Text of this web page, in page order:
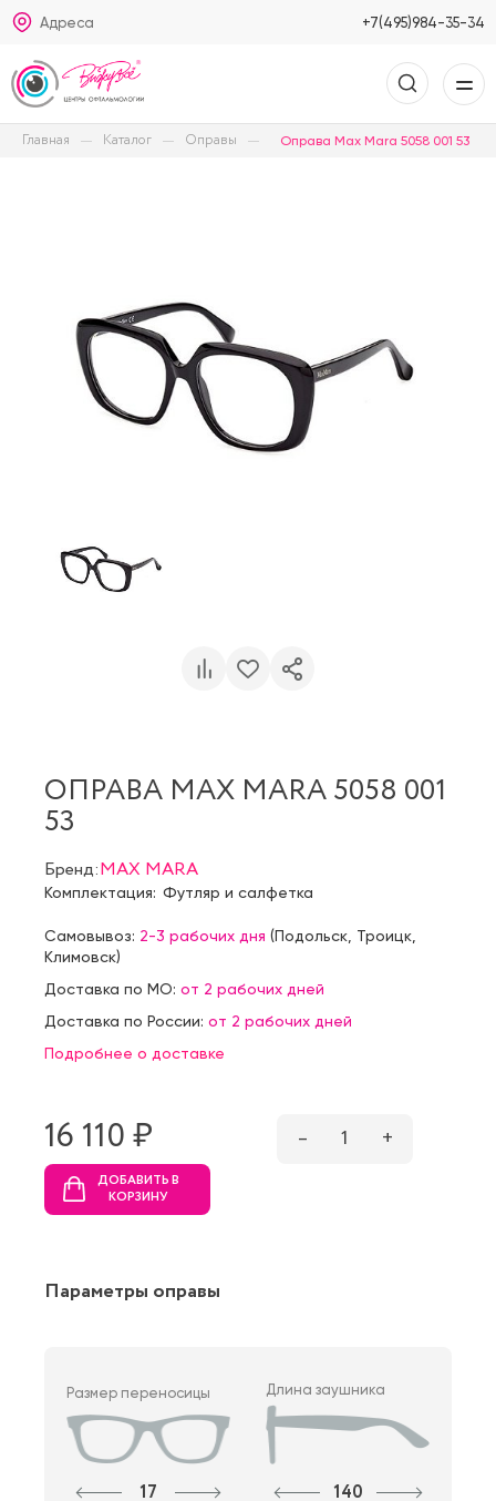
Адреса +7(495)984-35-34
Главная Каталог Оправы Оправа Max Mara 5058 001 53
ОПРАВА MAX MARA 5058 001
53
Бренд:MAX MARA
Комплектация: Футляр и салфетка
Самовывоз: 2-3 рабочих дня (Подольск Троицк
Климовск)
Доставка по МО: от 2 рабочих дней
Доставка по России: от 2 рабочих дней
Подробнее о доставке
16 110 ₷ – 1 +
ДОБАВИТЬ В
КОРЗИНУ
Параметры оправы
Размер переносицы
17
Длина заушника
140